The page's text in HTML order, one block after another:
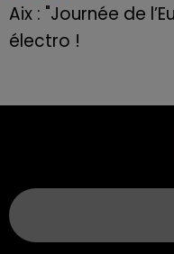
Aix : "Journée de
électro !